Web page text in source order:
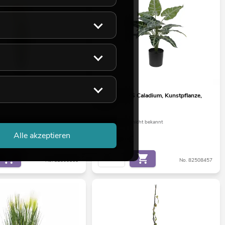
ca. 12 Wo.
No. 82505865
EUROPALMS Caladium, Kunstpflanze,
38cm
Liefertermin nicht bekannt
No. 82508457
Alle akzeptieren